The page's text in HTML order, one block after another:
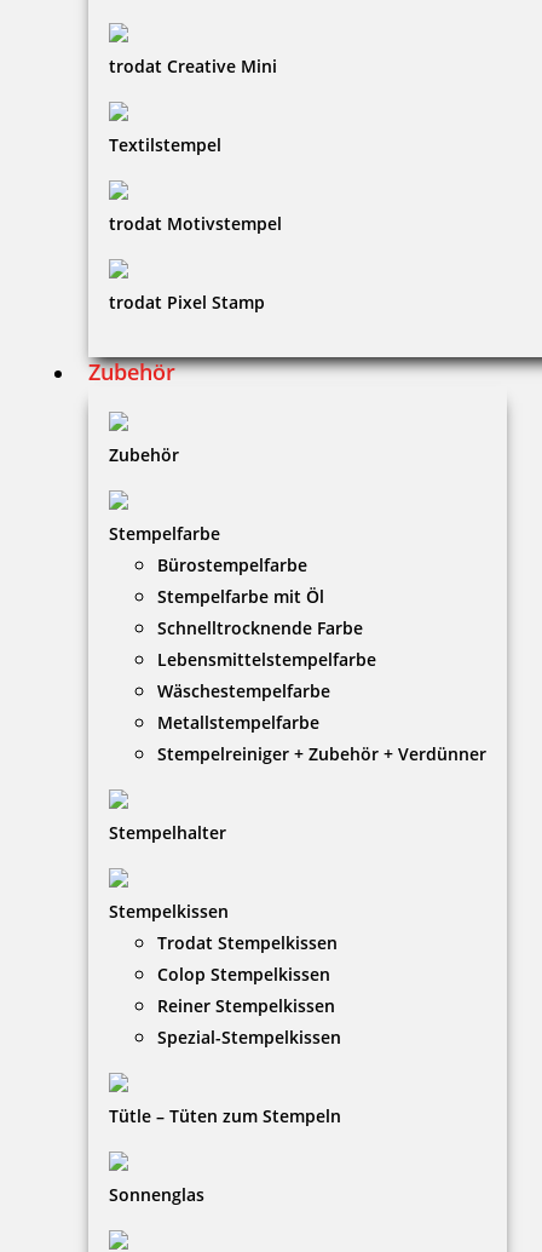
trodat Creative Mini
Textilstempel
trodat Motivstempel
trodat Pixel Stamp
Zubehör
Zubehör
Stempelfarbe
Bürostempelfarbe
Stempelfarbe mit Öl
Schnelltrocknende Farbe
Lebensmittelstempelfarbe
Wäschestempelfarbe
Metallstempelfarbe
Stempelreiniger + Zubehör + Verdünner
Stempelhalter
Stempelkissen
Trodat Stempelkissen
Colop Stempelkissen
Reiner Stempelkissen
Spezial-Stempelkissen
Tütle – Tüten zum Stempeln
Sonnenglas
HINWEISE
Versandinformationen
Zahlungsbedingungen
Bestellhinweise
INFORMATIONEN